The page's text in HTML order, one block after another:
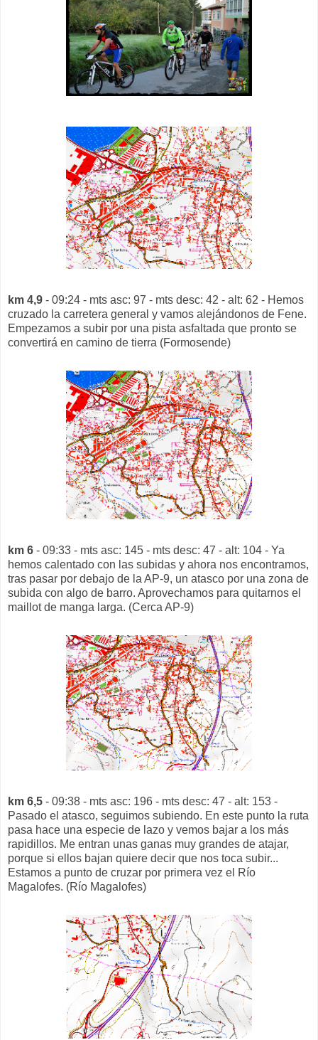
km 4,9 - 09:24 - mts asc: 97 - mts desc: 42 - alt: 62 - Hemos
cruzado la carretera general y vamos alejándonos de Fene.
Empezamos a subir por una pista asfaltada que pronto se
convertirá en camino de tierra (Formosende)
km 6 - 09:33 - mts asc: 145 - mts desc: 47 - alt: 104 - Ya
hemos calentado con las subidas y ahora nos encontramos,
tras pasar por debajo de la AP-9, un atasco por una zona de
subida con algo de barro. Aprovechamos para quitarnos el
maillot de manga larga. (Cerca AP-9)
km 6,5 - 09:38 - mts asc: 196 - mts desc: 47 - alt: 153 -
Pasado el atasco, seguimos subiendo. En este punto la ruta
pasa hace una especie de lazo y vemos bajar a los más
rapidillos. Me entran unas ganas muy grandes de atajar,
porque si ellos bajan quiere decir que nos toca subir...
Estamos a punto de cruzar por primera vez el Río
Magalofes. (Río Magalofes)